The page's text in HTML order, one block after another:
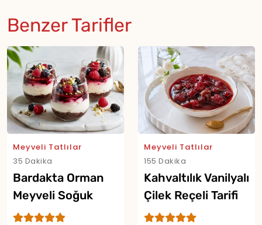
Benzer Tarifler
Meyveli Tatlılar
35 Dakika
Bardakta Orman
Meyveli Soğuk
Cheesecake Tarifi
Meyveli Tatlılar
155 Dakika
Kahvaltılık Vanilyalı
Çilek Reçeli Tarifi